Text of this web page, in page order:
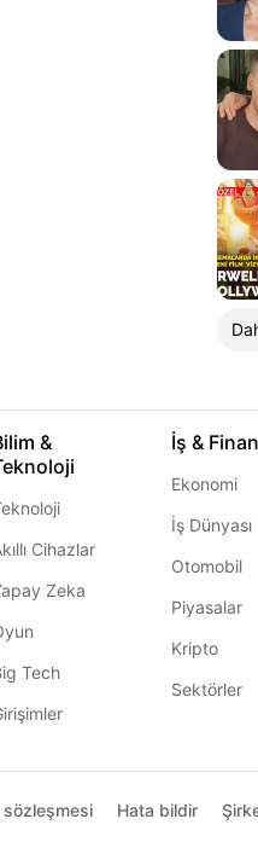
&
Cihazlar
Zeka
Tech
İş &
Ekonomi
İş Dünyası
Otomobil
Piyasalar
Kripto
Sektörler
sözleşmesi Hata bildir